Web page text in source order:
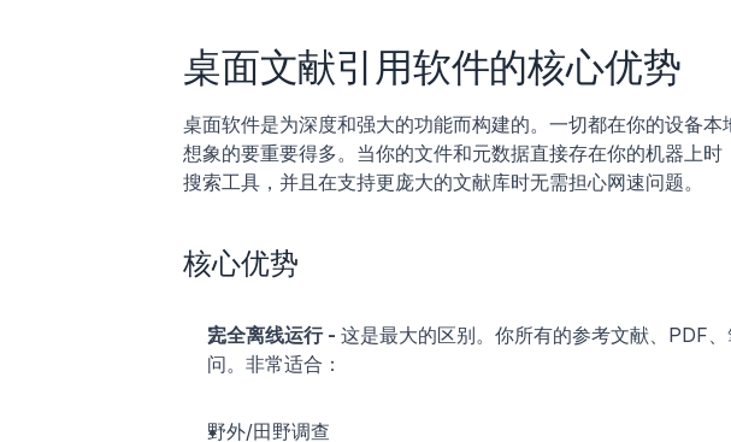
桌面文献引用软件的核心优势
桌面软件是为深度和强大的功能而构建的。一切都在你的设备
想象的要重要得多。当你的文件和元数据直接存在你的机器上
搜索工具，并且在支持更庞大的文献库时无需担心网速问题。
核心优势
完全离线运行 - 这是最大的区别。你所有的参考文献、PDF
问。非常适合：
野外/田野调查